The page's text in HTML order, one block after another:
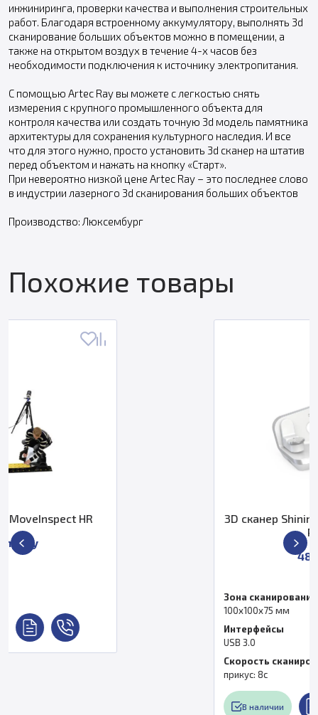
инжиниринга, проверки качества и выполнения строительных
работ. Благодаря встроенному аккумулятору, выполнять 3d
сканирование больших объектов можно в помещении, а
также на открытом воздух в течение 4-х часов без
необходимости подключения к источнику электропитания.
С помощью Artec Ray вы можете с легкостью снять
измерения с крупного промышленного объекта для
контроля качества или создать точную 3d модель памятника
архитектуры для сохранения культурного наследия. И все
что для этого нужно, просто установить 3d сканер на штатив
перед объектом и нажать на кнопку «Старт».
При невероятно низкой цене Artec Ray – это последнее слово
в индустрии лазерного 3d сканирования больших объектов
Производство: Люксембург
Похожие товары
3D сканер Shining 3D AutoScan
Зона сканирования
Скорость сканирования